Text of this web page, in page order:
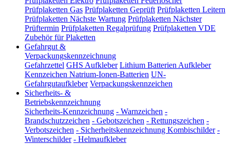
Prüfplaketten Gas Prüfplaketten Geprüft Prüfplaketten Leitern
Prüfplaketten Nächste Wartung Prüfplaketten Nächster
Prüftermin Prüfplaketten Regalprüfung Prüfplaketten VDE
Zubehör für Plaketten
Gefahrgut &
Verpackungskennzeichnung
Gefahrzettel GHS Aufkleber Lithium Batterien Aufkleber
Kennzeichen Natrium-Ionen-Batterien UN-
Gefahrgutaufkleber Verpackungskennzeichen
Sicherheits- &
Betriebskennzeichnung
Sicherheits-Kennzeichnung - Warnzeichen -
Brandschutzzeichen - Gebotszeichen - Rettungszeichen -
Verbotszeichen - Sicherheitskennzeichnung Kombischilder -
Winterschilder - Helmaufkleber